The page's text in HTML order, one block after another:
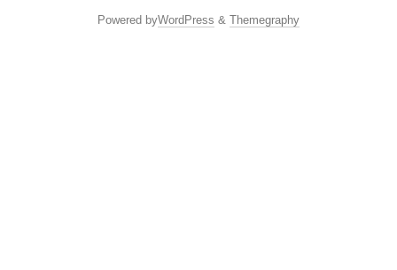
Powered byWordPress & Themegraphy